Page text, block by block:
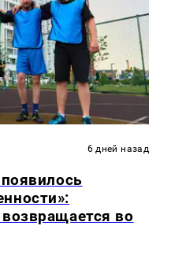
6 дней назад
во